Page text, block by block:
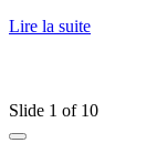
Lire la suite
Slide 1 of 10